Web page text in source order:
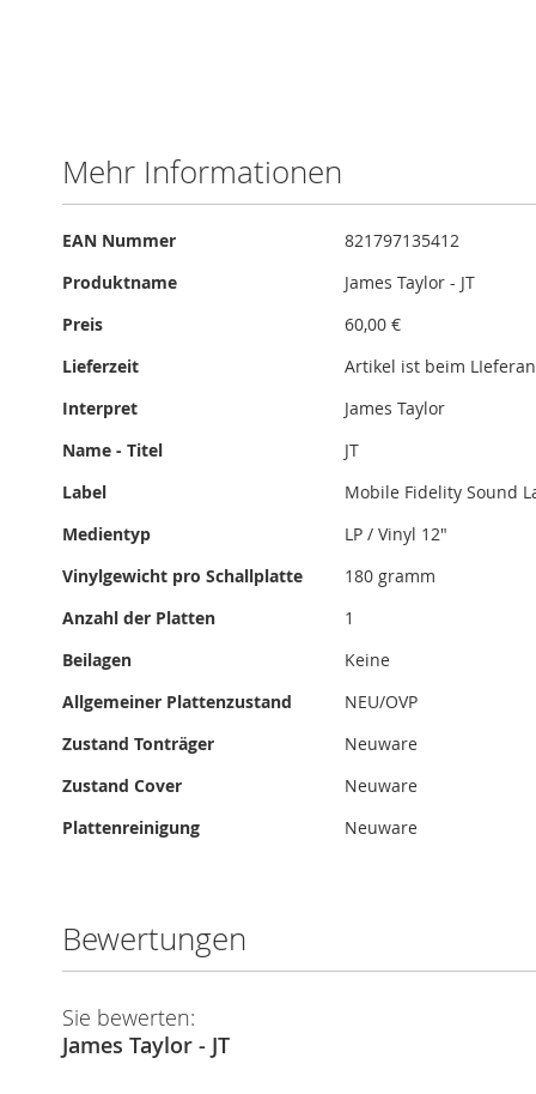
Mehr Informationen
Mehr
EAN Nummer
821797135412
Produktname
James Taylor - JT
Preis
60,00 €
Lieferzeit
Artikel ist beim
Interpret
James Taylor
Name - Titel
JT
Label
Mobile Fidelity Sound
Medientyp
LP / Vinyl 12"
Vinylgewicht pro Schallplatte
180 gramm
Anzahl der Platten
1
Beilagen
Keine
Allgemeiner Plattenzustand
NEU/OVP
Zustand Tonträger
Neuware
Zustand Cover
Neuware
Plattenreinigung
Neuware
Bewertungen
Sie bewerten:
James Taylor - JT